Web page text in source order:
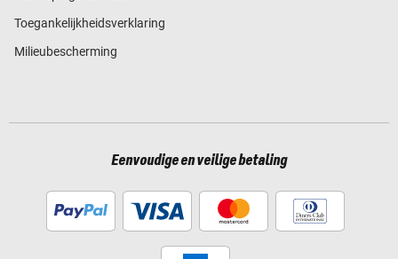
Toegankelijkheidsverklaring
Milieubescherming
Eenvoudige en veilige betaling